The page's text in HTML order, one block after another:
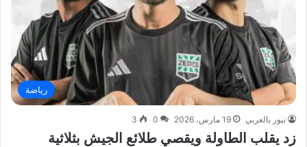
رياضة
نيوز بالعربي 19 مارس، 2026 0
3
زد يقلب الطاولة ويقصي طلائع الجيش بثلاثية